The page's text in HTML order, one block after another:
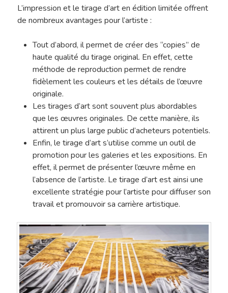
L’impression et le tirage d’art en édition limitée offrent
de nombreux avantages pour l’artiste :
Tout d’abord, il permet de créer des “copies” de
haute qualité du tirage original. En effet, cette
méthode de reproduction permet de rendre
fidèlement les couleurs et les détails de l’œuvre
originale.
Les tirages d’art sont souvent plus abordables
que les œuvres originales. De cette manière, ils
attirent un plus large public d’acheteurs potentiels.
Enfin, le tirage d’art s’utilise comme un outil de
promotion pour les galeries et les expositions. En
effet, il permet de présenter l’œuvre même en
l’absence de l’artiste. Le tirage d’art est ainsi une
excellente stratégie pour l’artiste pour diffuser son
travail et promouvoir sa carrière artistique.